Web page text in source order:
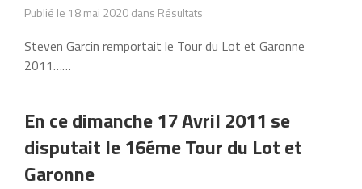
Publié le 18 mai 2020 dans Résultats
Steven Garcin remportait le Tour du Lot et Garonne
2011……
En ce dimanche 17 Avril 2011 se
disputait le 16éme Tour du Lot et
Garonne